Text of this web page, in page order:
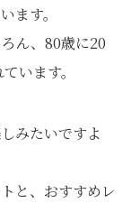
ます。
ん、80歳に20
います。
みたいですよ
と、おすすめレ